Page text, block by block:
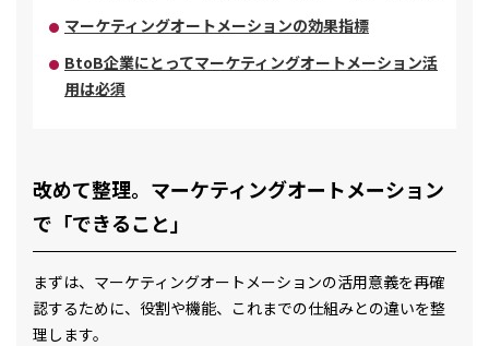
マーケティングオートメーションの効果指標
BtoB企業にとってマーケティングオートメーション活
用は必須
改めて整理。マーケティングオートメーション
で「できること」
まずは、マーケティングオートメーションの活用意義を再確
認するために、役割や機能、これまでの仕組みとの違いを整
理します。